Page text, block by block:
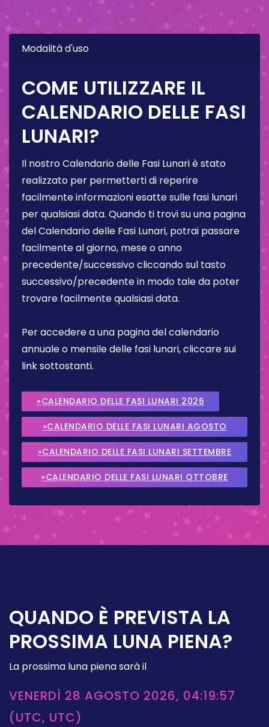
Modalità d'uso
COME UTILIZZARE IL
CALENDARIO DELLE FASI
LUNARI?
Il nostro Calendario delle Fasi Lunari è stato
realizzato per permetterti di reperire
facilmente informazioni esatte sulle fasi lunari
per qualsiasi data. Quando ti trovi su una pagina
del Calendario delle Fasi Lunari, potrai passare
facilmente al giorno, mese o anno
precedente/successivo cliccando sul tasto
successivo/precedente in modo tale da poter
trovare facilmente qualsiasi data.
Per accedere a una pagina del calendario
annuale o mensile delle fasi lunari, cliccare sui
link sottostanti.
»CALENDARIO DELLE FASI LUNARI 2026
»CALENDARIO DELLE FASI LUNARI AGOSTO
2026
»CALENDARIO DELLE FASI LUNARI SETTEMBRE
2026
»CALENDARIO DELLE FASI LUNARI OTTOBRE
QUANDO È PREVISTA LA
PROSSIMA LUNA PIENA?
La prossima luna piena sarà il
VENERDÌ 28 AGOSTO 2026, 04:19:57
(UTC, UTC)